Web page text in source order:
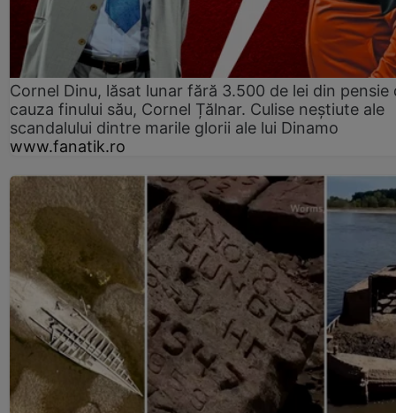
Cornel Dinu, lăsat lunar fără 3.500 de lei din pensie
cauza finului său, Cornel Țălnar. Culise neștiute ale
scandalului dintre marile glorii ale lui Dinamo
www.fanatik.ro